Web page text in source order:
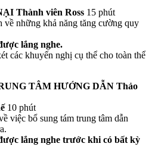
Thành viên Ross 15 phút
về những khả năng tăng cường quy
lắng nghe.
các khuyến nghị cụ thể cho toàn thể
TÂM HƯỚNG DẪN Thảo
10 phút
việc bổ sung tám trung tâm dẫn
lắng nghe trước khi có bất kỳ